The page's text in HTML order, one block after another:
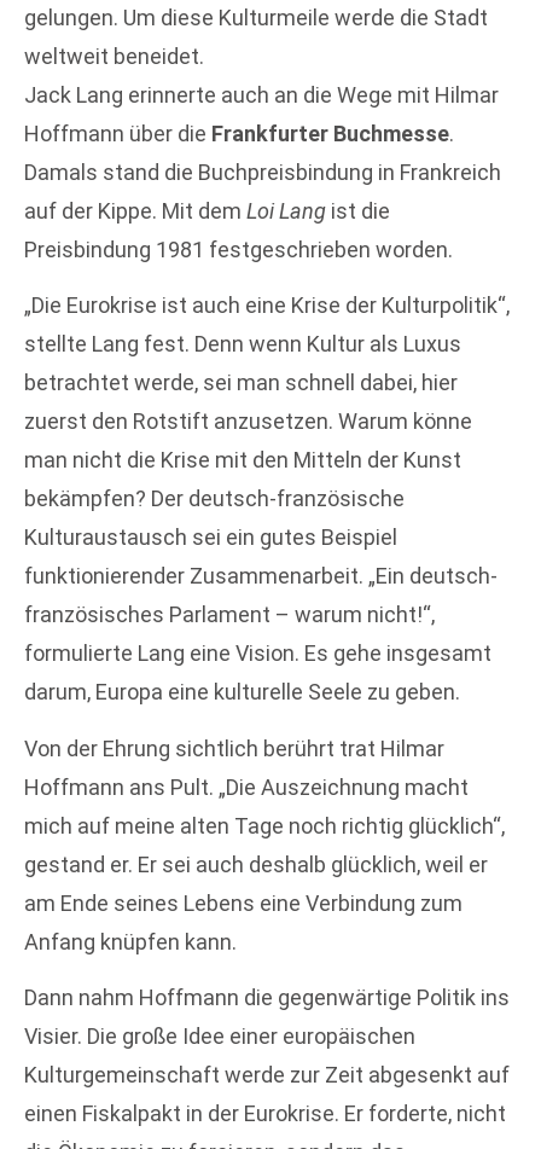
gelungen. Um diese Kulturmeile werde die Stadt
weltweit beneidet.
Jack Lang erinnerte auch an die Wege mit Hilmar
Hoffmann über die Frankfurter Buchmesse.
Damals stand die Buchpreisbindung in Frankreich
auf der Kippe. Mit dem Loi Lang ist die
Preisbindung 1981 festgeschrieben worden.
„Die Eurokrise ist auch eine Krise der Kulturpolitik“,
stellte Lang fest. Denn wenn Kultur als Luxus
betrachtet werde, sei man schnell dabei, hier
zuerst den Rotstift anzusetzen. Warum könne
man nicht die Krise mit den Mitteln der Kunst
bekämpfen? Der deutsch-französische
Kulturaustausch sei ein gutes Beispiel
funktionierender Zusammenarbeit. „Ein deutsch-
französisches Parlament – warum nicht!“,
formulierte Lang eine Vision. Es gehe insgesamt
darum, Europa eine kulturelle Seele zu geben.
Von der Ehrung sichtlich berührt trat Hilmar
Hoffmann ans Pult. „Die Auszeichnung macht
mich auf meine alten Tage noch richtig glücklich“,
gestand er. Er sei auch deshalb glücklich, weil er
am Ende seines Lebens eine Verbindung zum
Anfang knüpfen kann.
Dann nahm Hoffmann die gegenwärtige Politik ins
Visier. Die große Idee einer europäischen
Kulturgemeinschaft werde zur Zeit abgesenkt auf
einen Fiskalpakt in der Eurokrise. Er forderte, nicht